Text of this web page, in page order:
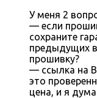
У меня 2
— если
сохраните
предыдущих
прошивку?
— ссылка на
это
цена, и я